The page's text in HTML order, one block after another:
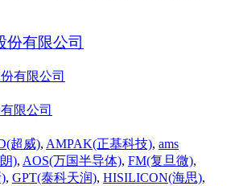
份有限公司
限公司
超威), AMPAK(正基科技), ams
), AOS(万国半导体), FM(复旦微),
, GPT(泰科天润), HISILICON(海思),